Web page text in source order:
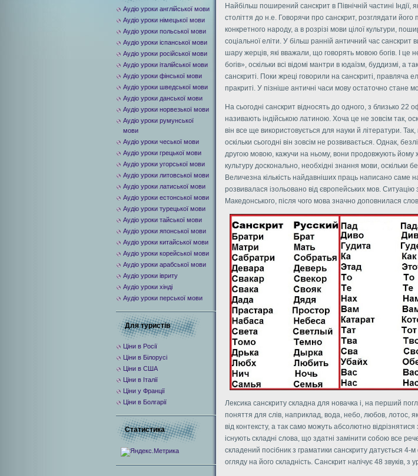
Найбільш поширений санскрит в Північній частині Індії,
століття до н.е. Говорячи про санскрит, розглядати його
конкретного народу, а в розрізі мови цілої культури,
соціальної еліти. У більш ранній античний час санскрит
шару жерців, які вважали, що говорять мовою богів. І
богів», оскільки всі відомі мантри в юдаїзм, буддизмі, а
санскриті. Поки жреці говорили на санскриті, правляча
пракриті. У пізніше античні часи мову остаточно стане
На сьогодні санскрит відносять до одного, з близько 22
називають індійською латиною. Хоча це не зовсім так,
він все ще використовується для науки й літератури.
оскільки сьогодні він зовсім не розвивається. Однак,
другою мовою, кажучи на ньому, вони продовжують йому
культуру досконально, необхідні знання мови, оскільки
Величезна кількість найдавніших праць написано саме
розвивалася ізольовано від європейських мов. Ситуацію
Македонського, після чого мова значно доповнилася
Лексика санскриту складна для новачка і, на перший
поняття для слів, наприклад, вода, небо, любов, лотос,
від контексту, а так само можуть абсолютно
існують складні слова, що здатні замінити собою все
складений посібник з граматики санскриту датується
огляду на його складність. Санскрит налічує 48 звуків,
Аудіо уроки англійської мови
Аудіо уроки німецької мови
Аудіо уроки польської мови
Аудіо уроки іспанської мови
Аудіо уроки російської мови
Аудіо уроки італійської мови
Аудіо уроки фінської мови
Аудіо уроки шведської мови
Аудіо уроки данської мови
Аудіо уроки норвезької мови
Аудіо уроки румунської
мови
Аудіо уроки чеської мови
Аудіо уроки грецької мови
Аудіо уроки угорської мови
Аудіо уроки литовської мови
Аудіо уроки латиської мови
Аудіо уроки естонської мови
Аудіо уроки турецької мови
Аудіо уроки тайської мови
Аудіо уроки японської мови
Аудіо уроки китайської мови
Аудіо уроки корейської мови
Аудіо уроки арабської мови
Аудіо уроки івриту
Аудіо уроки хінді
Аудіо уроки перської мови
Для туристів
Ціни в Росії
Ціни в Білорусі
Ціни в США
Ціни в Італії
Ціни у Франції
Ціни в Болгарії
Статистика